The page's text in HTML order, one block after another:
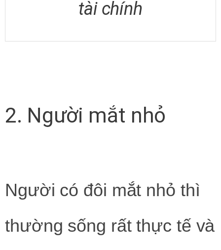
tài chính
2. Người mắt nhỏ
Người có đôi mắt nhỏ thì
thường sống rất thực tế và